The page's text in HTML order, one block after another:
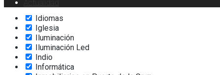
Actualidad
Ictioterapia
Idiomas
Iglesia
Iluminación
Iluminación Led
Indio
Informática